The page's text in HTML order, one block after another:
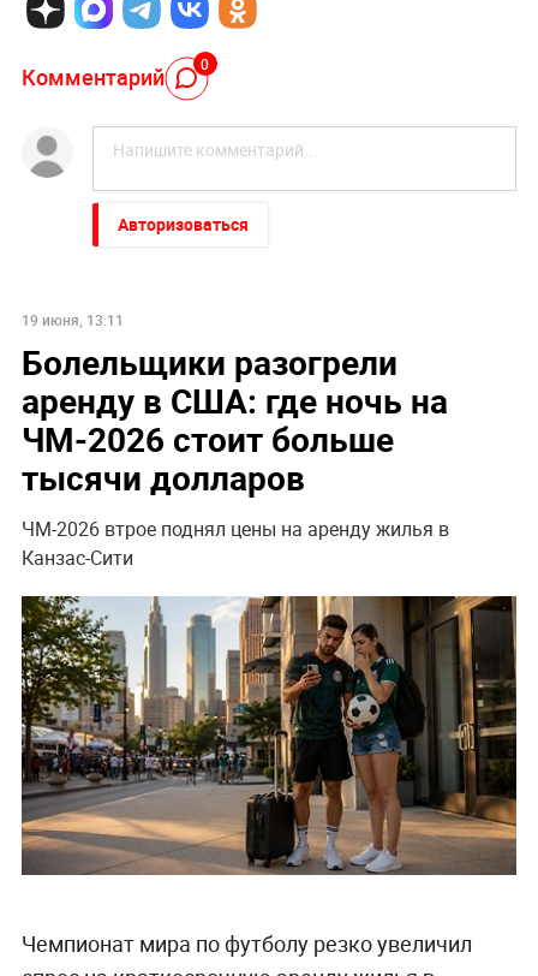
Комментарий 0
Авторизоваться
19 июня, 13:11
Болельщики разогрели
аренду в США: где ночь на
ЧМ-2026 стоит больше
тысячи долларов
ЧМ-2026 втрое поднял цены на аренду жилья в
Канзас-Сити
Чемпионат мира по футболу резко увеличил